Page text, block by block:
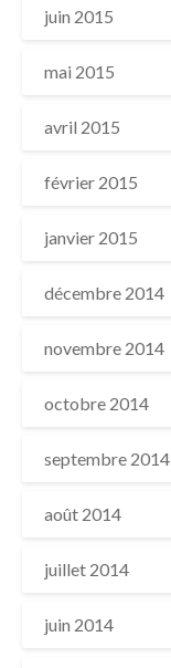
juin 2015
mai 2015
avril 2015
février 2015
janvier 2015
décembre 2014
novembre 2014
octobre 2014
septembre 2014
août 2014
juillet 2014
juin 2014